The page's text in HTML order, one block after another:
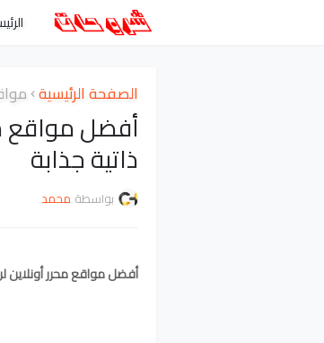
الصفحة الرئيسية
أفضل مواقع
ذاتية جذابة
بواسطة محمد
أفضل مواقع محرر أونلاين